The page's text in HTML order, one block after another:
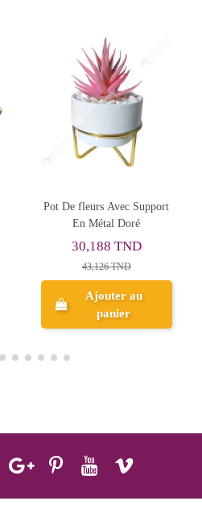
Lampe Veilleuse LED en
Silicone Licorne
25,837 TND
32,297 TND
Aperçu